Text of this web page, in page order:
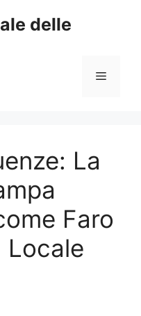
delle
Menu
La
Faro
Locale